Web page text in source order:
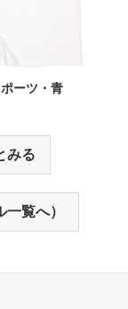
ーツ・青
みる
覧へ）